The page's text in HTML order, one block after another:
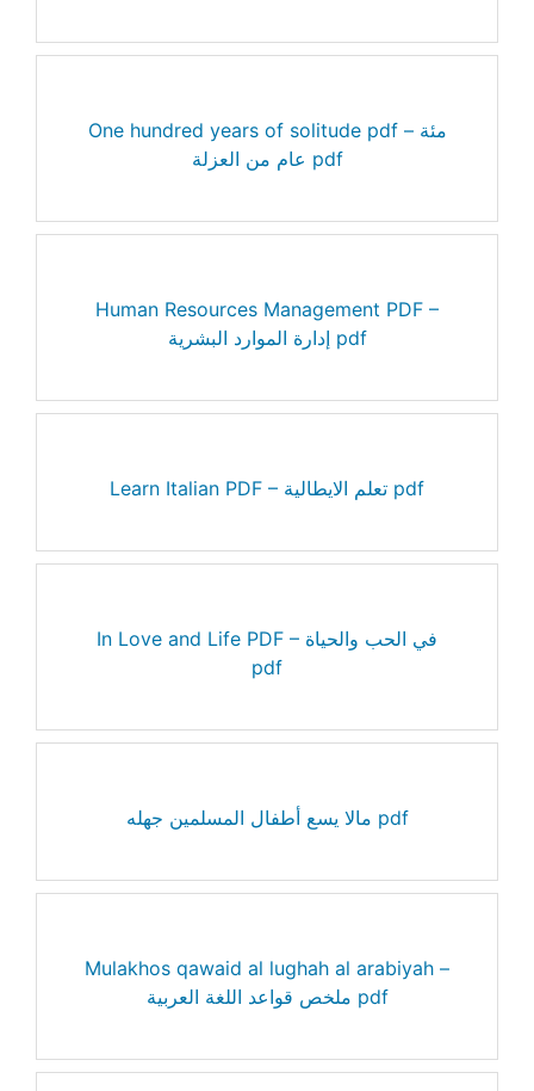
One hundred years of solitude pdf – مئة
عام من العزلة pdf
Human Resources Management PDF –
إدارة الموارد البشرية pdf
Learn Italian PDF – تعلم الايطالية pdf
In Love and Life PDF – في الحب والحياة
pdf
مالا يسع أطفال المسلمين جهله pdf
Mulakhos qawaid al lughah al arabiyah –
ملخص قواعد اللغة العربية pdf